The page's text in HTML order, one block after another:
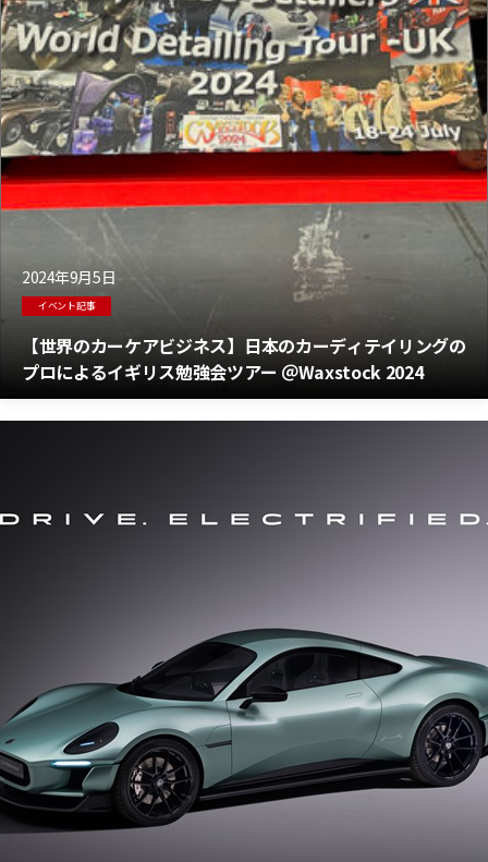
2024年9月5日
イベント記事
【世界のカーケアビジネス】日本のカーディテイリングの
プロによるイギリス勉強会ツアー ＠Waxstock 2024